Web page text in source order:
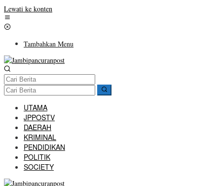
Lewati ke konten
Tambahkan Menu
UTAMA
JPPOSTV
DAERAH
KRIMINAL
PENDIDIKAN
POLITIK
SOCIETY